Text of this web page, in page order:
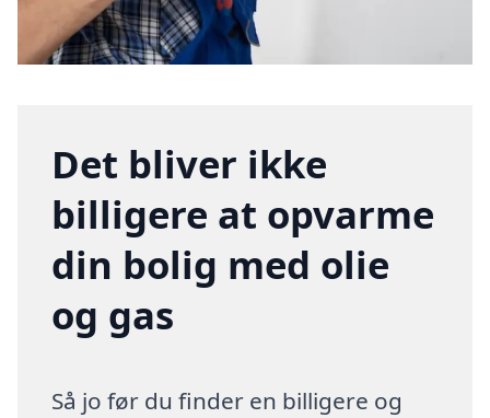
Det bliver ikke
billigere at opvarme
din bolig med olie
og gas
Så jo før du finder en billigere og